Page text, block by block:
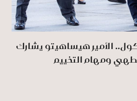
الأمير هيساهيتو يشارك
ومهام التخييم